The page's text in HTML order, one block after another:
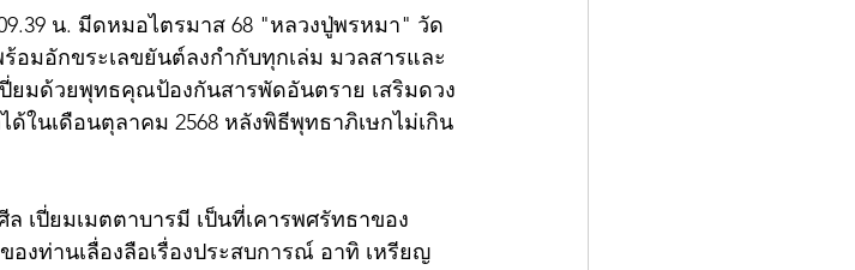
น. มีดหมอไตรมาส 68 "หลวงปู่พรหมา" วัด
อมอักขระเลขยันต์ลงกำกับทุกเล่ม มวลสารและ
มด้วยพุทธคุณป้องกันสารพัดอันตราย เสริมดวง
ในเดือนตุลาคม 2568 หลังพิธีพุทธาภิเษกไม่เกิน
เปี่ยมเมตตาบารมี เป็นที่เคารพศรัทธาของ
งท่านเลื่องลือเรื่องประสบการณ์ อาทิ เหรียญ